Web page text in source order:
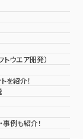
ウエア開発）
を紹介！
例も紹介！